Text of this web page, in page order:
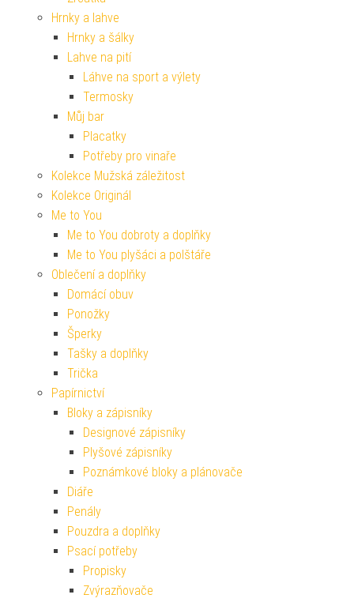
Hrnky a lahve
Hrnky a šálky
Lahve na pití
Láhve na sport a výlety
Termosky
Můj bar
Placatky
Potřeby pro vinaře
Kolekce Mužská záležitost
Kolekce Originál
Me to You
Me to You dobroty a doplňky
Me to You plyšáci a polštáře
Oblečení a doplňky
Domácí obuv
Ponožky
Šperky
Tašky a doplňky
Trička
Papírnictví
Bloky a zápisníky
Designové zápisníky
Plyšové zápisníky
Poznámkové bloky a plánovače
Diáře
Penály
Pouzdra a doplňky
Psací potřeby
Propisky
Zvýrazňovače